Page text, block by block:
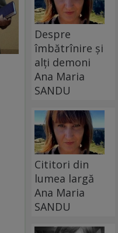
Despre
îmbătrînire și
alți demoni
Ana Maria
SANDU
Cititori din
lumea largă
Ana Maria
SANDU